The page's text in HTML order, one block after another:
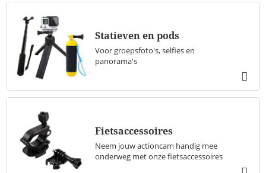
Statieven en pods
Voor groepsfoto's, selfies en
panorama's
Fietsaccessoires
Neem jouw actioncam handig mee
onderweg met onze fietsaccessoires